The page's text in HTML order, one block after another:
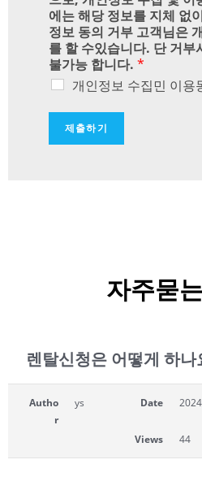
에는 해당 정보를 지체 없
정보 동의 거부 고객님은
를 할 수있습니다. 단 거부
불가능 합니다. *
개인정보 수집민 이용
제출하기
자주묻
렌탈신청은 어떻게 하나
Autho
r
ys Date
Views 44